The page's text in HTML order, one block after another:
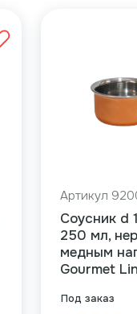
Под заказ
Артикул
Соусник d
250 мл,
медным
Gourmet